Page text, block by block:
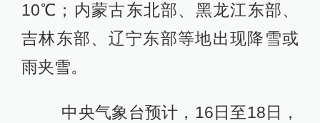
10℃；内蒙古东北部、黑龙江东部、
吉林东部、辽宁东部等地出现降雪或
雨夹雪。
中央气象台预计，16日至18日，